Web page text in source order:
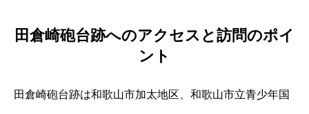
田倉崎砲台跡へのアクセスと訪問のポイ
ント
田倉崎砲台跡は和歌山市加太地区、和歌山市立青少年国